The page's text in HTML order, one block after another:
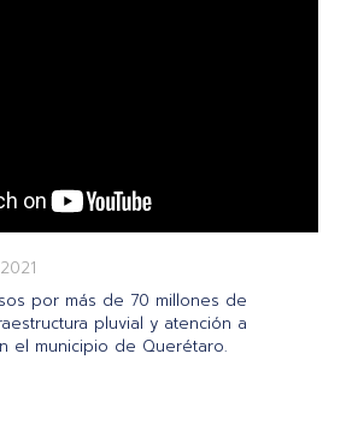
por más de 70 millones de
pluvial y atención a
el municipio de Querétaro.